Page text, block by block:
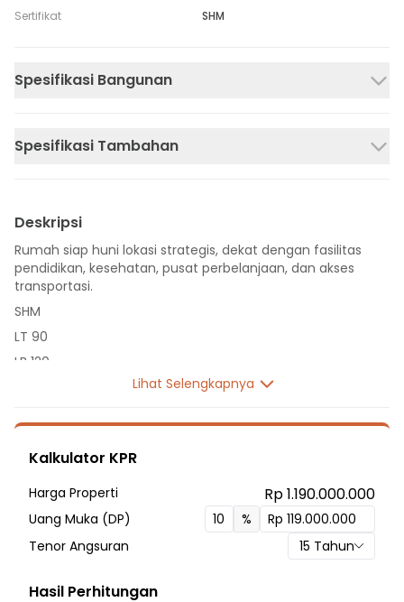
Sertifikat SHM
Spesifikasi Bangunan
Spesifikasi Tambahan
Deskripsi
Rumah siap huni lokasi strategis, dekat dengan fasilitas
pendidikan, kesehatan, pusat perbelanjaan, dan akses
transportasi.
SHM
LT 90
LB 120
Listrik 1300 VA
Sumber Air Tanah
Hadap Timur
Fasilitas Sekitar Hunian:
7 Menit ke SD Strada Kampung Sawah
Lihat Selengkapnya
Kalkulator KPR
Harga Properti Rp 1.190.000.000
Uang Muka (DP)
%
Tenor Angsuran
15 Tahun
Hasil Perhitungan